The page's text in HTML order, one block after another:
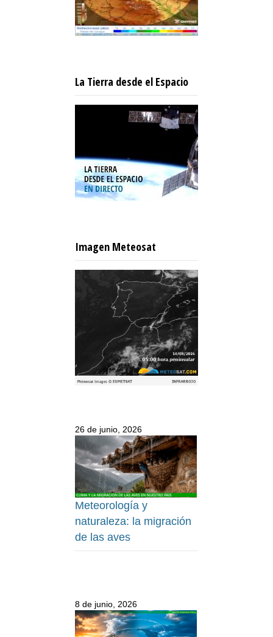
La Tierra desde el Espacio
Imagen Meteosat
26 de junio, 2026
Meteorología y
naturaleza: la migración
de las aves
8 de junio, 2026